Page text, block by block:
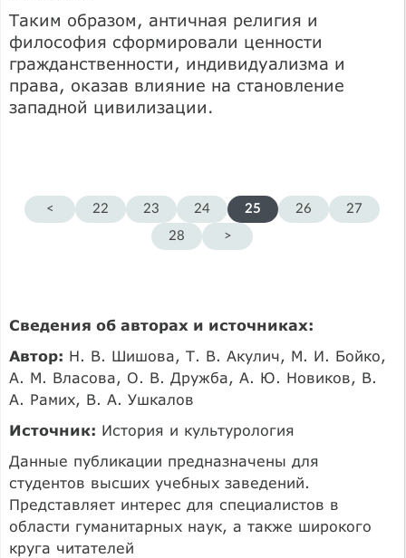
Таким образом, античная религия и
философия сформировали ценности
гражданственности, индивидуализма и
права, оказав влияние на становление
западной цивилизации.
< 22 23 24 25 26
27
28
>
Сведения об авторах и источниках:
Автор: Н. В. Шишова, Т. В. Акулич, М. И. Бойко,
А. М. Власова, О. В. Дружба, А. Ю. Новиков, В.
А. Рамих, В. А. Ушкалов
Источник: История и культурология
Данные публикации предназначены для
студентов высших учебных заведений.
Представляет интерес для специалистов в
области гуманитарных наук, а также широкого
круга читателей